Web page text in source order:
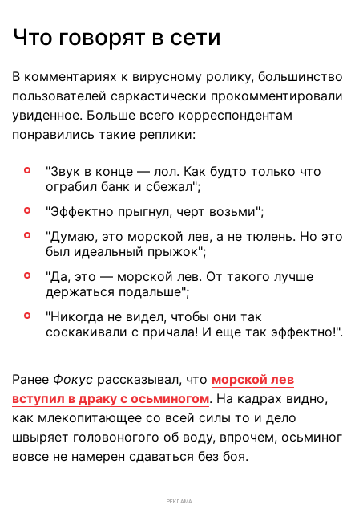
Что говорят в сети
В комментариях к вирусному ролику, большинство
пользователей саркастически прокомментировали
увиденное. Больше всего корреспондентам
понравились такие реплики:
"Звук в конце — лол. Как будто только что
ограбил банк и сбежал";
"Эффектно прыгнул, черт возьми";
"Думаю, это морской лев, а не тюлень. Но это
был идеальный прыжок";
"Да, это — морской лев. От такого лучше
держаться подальше";
"Никогда не видел, чтобы они так
соскакивали с причала! И еще так эффектно!".
Ранее Фокус рассказывал, что морской лев
вступил в драку с осьминогом. На кадрах видно,
как млекопитающее со всей силы то и дело
швыряет головоногого об воду, впрочем, осьминог
вовсе не намерен сдаваться без боя.
РЕКЛАМА